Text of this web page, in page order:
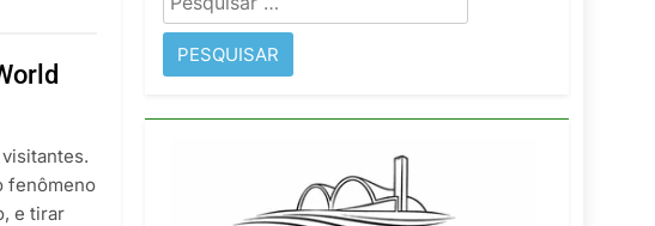
fenômeno
e tirar
por: